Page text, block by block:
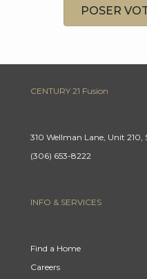
POSER
CENTURY 21 Fusion
310 Wellman Lane, Unit 210,
(306) 653-8222
INFO & SERVICES
Find a Home
Careers